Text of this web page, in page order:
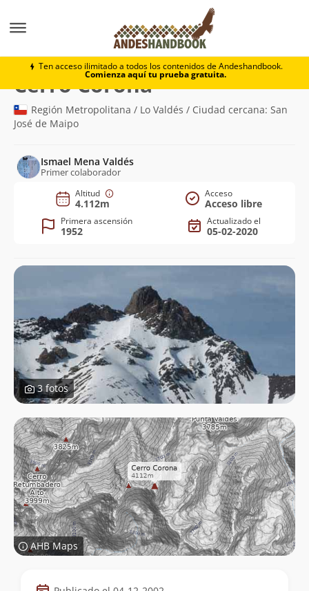
Ten acceso ilimitado a todos los contenidos de Andeshandbook.
Comienza aquí tu prueba gratuita.
Cerro Corona
Cerro Corona(4.112m)
Región Metropolitana / Lo Valdés / Ciudad cercana: San
José de Maipo
Ismael Mena Valdés
Primer colaborador
Altitud
4.112m
Acceso
Acceso libre
Primera ascensión
1952
Actualizado el
05-02-2020
3 fotos
AHB Maps
Datos